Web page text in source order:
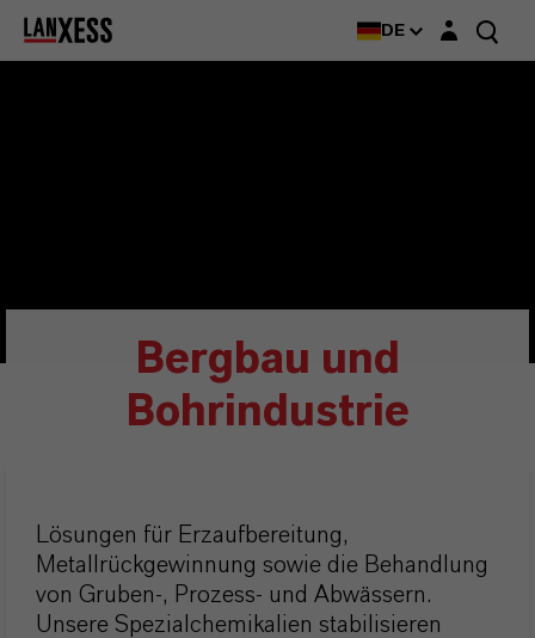
DE Login-Maske
Bergbau und
Bohrindustrie
Lösungen für Erzaufbereitung,
Metallrückgewinnung sowie die Behandlung
von Gruben-, Prozess- und Abwässern.
Unsere Spezialchemikalien stabilisieren